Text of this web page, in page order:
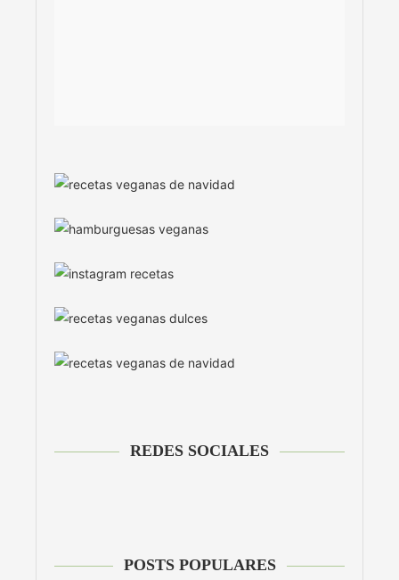
REDES SOCIALES
POSTS POPULARES